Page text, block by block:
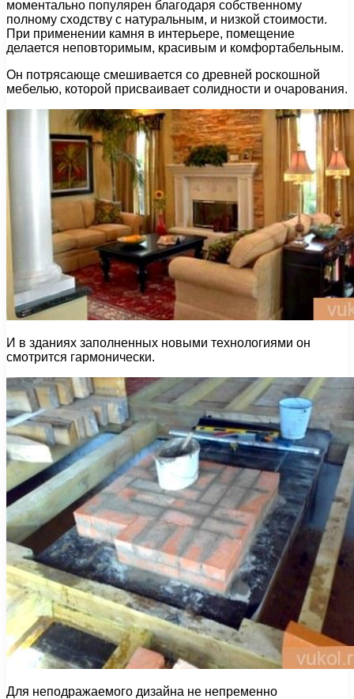
моментально популярен благодаря собственному
полному сходству с натуральным, и низкой стоимости.
При применении камня в интерьере, помещение
делается неповторимым, красивым и комфортабельным.
Он потрясающе смешивается со древней роскошной
мебелью, которой присваивает солидности и очарования.
И в зданиях заполненных новыми технологиями он
смотрится гармонически.
Для неподражаемого дизайна не непременно